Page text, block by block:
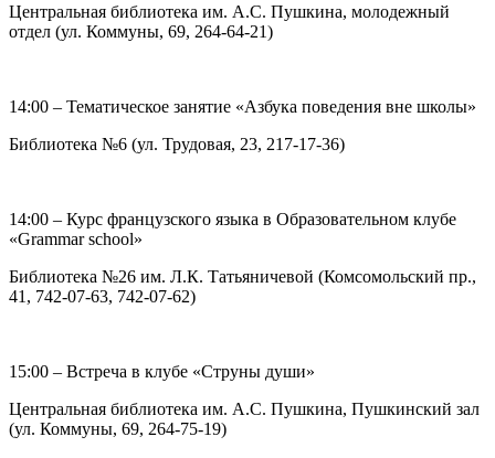
Центральная библиотека им. А.С. Пушкина, молодежный
отдел (ул. Коммуны, 69, 264-64-21)
14:00 – Тематическое занятие «Азбука поведения вне школы»
Библиотека №6 (ул. Трудовая, 23, 217-17-36)
14:00 – Курс французского языка в Образовательном клубе
«Grammar school»
Библиотека №26 им. Л.К. Татьяничевой (Комсомольский пр.,
41, 742-07-63, 742-07-62)
15:00 – Встреча в клубе «Струны души»
Центральная библиотека им. А.С. Пушкина, Пушкинский зал
(ул. Коммуны, 69, 264-75-19)